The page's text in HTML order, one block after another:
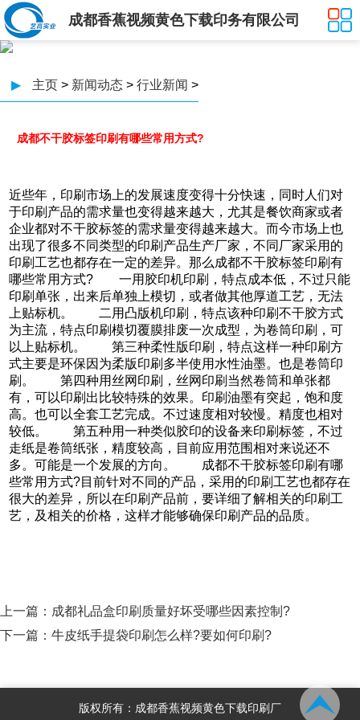
成都香蕉视频黄色下载印务有限公司
▶ 主页 > 新闻动态 > 行业新闻 >
成都不干胶标签印刷有哪些常用方式?
近些年，印刷市场上的发展速度变得十分快速，同时人们对
于印刷产品的需求量也变得越来越大，尤其是餐饮商家或者
企业都对不干胶标签的需求量变得越来越大。而今市场上也
出现了很多不同类型的印刷产品生产厂家，不同厂家采用的
印刷工艺也都存在一定的差异。那么成都不干胶标签印刷有
哪些常用方式? 一用胶印机印刷，特点成本低，不过只能
印刷单张，出来后单独上模切，或者做其他厚道工艺，无法
上贴标机。 二用凸版机印刷，特点该种印刷不干胶方式
为主流，特点印刷模切覆膜排废一次成型，为卷筒印刷，可
以上贴标机。 第三种柔性版印刷，特点这样一种印刷方
式主要是环保因为柔版印刷多半使用水性油墨。也是卷筒印
刷。 第四种用丝网印刷，丝网印刷当然卷筒和单张都
有，可以印刷出比较特殊的效果。印刷油墨有突起，饱和度
高。也可以全套工艺完成。不过速度相对较慢。精度也相对
较低。 第五种用一种类似胶印的设备来印刷标签，不过
走纸是卷筒纸张，精度较高，目前应用范围相对来说还不
多。可能是一个发展的方向。 成都不干胶标签印刷有哪
些常用方式?目前针对不同的产品，采用的印刷工艺也都存在
很大的差异，所以在印刷产品前，要详细了解相关的印刷工
艺，及相关的价格，这样才能够确保印刷产品的品质。
上一篇： 成都礼品盒印刷质量好坏受哪些因素控制?
下一篇： 牛皮纸手提袋印刷怎么样?要如何印刷?
版权所有：成都香蕉视频黄色下载印刷厂